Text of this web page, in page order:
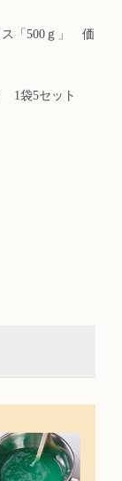
ス「500ｇ」 価
1袋5セット